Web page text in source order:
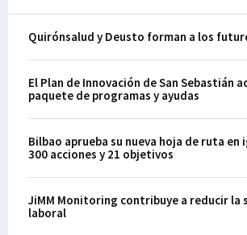
Quirónsalud y Deusto forman a los
El Plan de Innovación de San Sebastián
paquete de programas y ayudas
Bilbao aprueba su nueva hoja de ruta en
300 acciones y 21 objetivos
JiMM Monitoring contribuye a reducir la
laboral